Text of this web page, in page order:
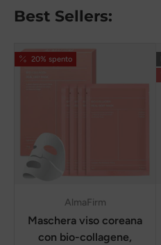
Best Sellers:
20% spento
AlmaFirm
Maschera viso coreana
con bio-collagene,